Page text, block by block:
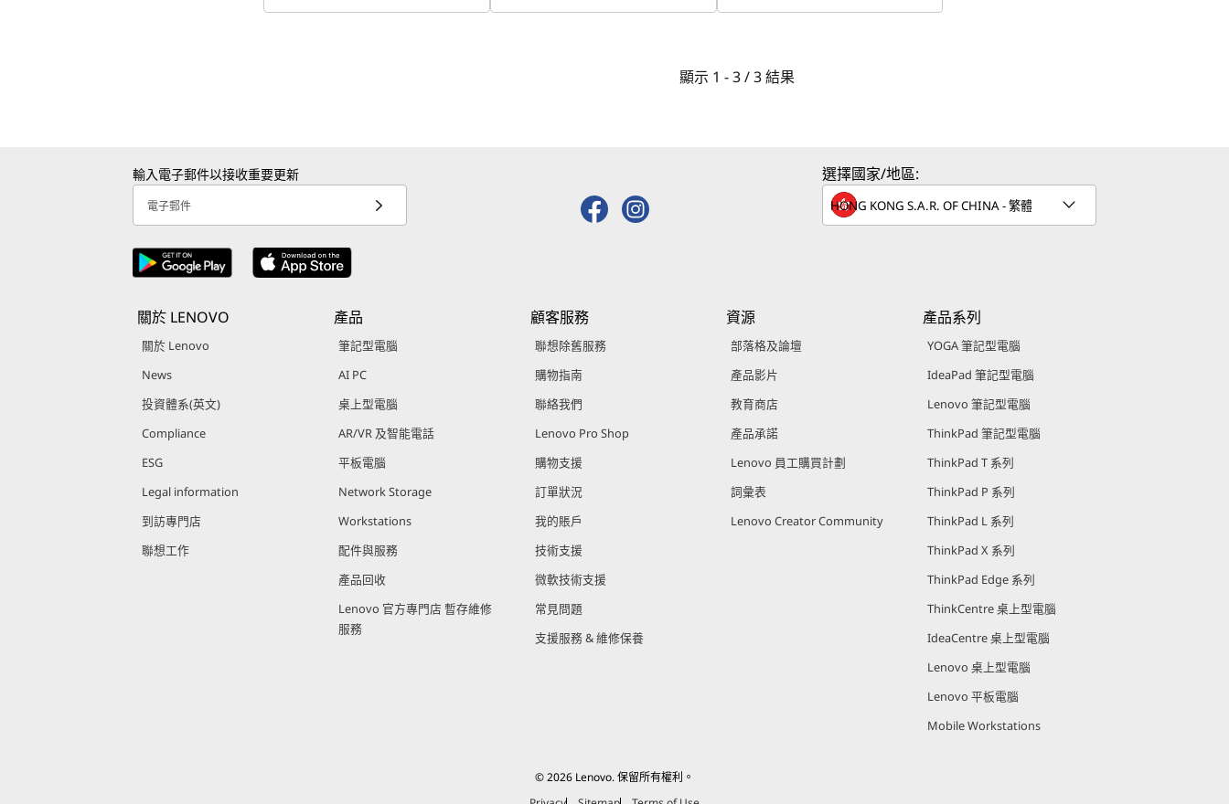
顯示 1 -3/3結果
輸入電子郵件以接收重要更新
電子郵件
選擇國家/地區:
關於 LENOVO
關於 Lenovo
News
投資體系(英文)
Compliance
ESG
Legal information
到訪專門店
聯想工作
產品
筆記型電腦
AI PC
桌上型電腦
AR/VR 及智能電話
平板電腦
Network Storage
Workstations
配件與服務
產品回收
Lenovo 官方專門店 暫存維修
服務
顧客服務
聯想除舊服務
購物指南
聯絡我們
Lenovo Pro Shop
購物支援
訂單狀況
我的賬戶
技術支援
微軟技術支援
常見問題
支援服務 & 維修保養
資源
部落格及論壇
產品影片
教育商店
產品承諾
Lenovo 員工購買計劃
詞彙表
Lenovo Creator Community
產品系列
YOGA 筆記型電腦
IdeaPad 筆記型電腦
Lenovo 筆記型電腦
ThinkPad 筆記型電腦
ThinkPad T 系列
ThinkPad P 系列
ThinkPad L 系列
ThinkPad X 系列
ThinkPad Edge 系列
ThinkCentre 桌上型電腦
IdeaCentre 桌上型電腦
Lenovo 桌上型電腦
Lenovo 平板電腦
Mobile Workstations
© 2026 Lenovo. 保留所有權利。